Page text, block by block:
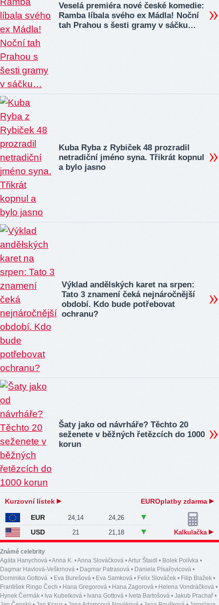
Veselá premiéra nové české komedie:
Ramba líbala svého ex Mádla! Noční
tah Prahou s šesti gramy v sáčku…
Kuba Ryba z Rybiček 48 prozradil
netradiční jméno syna. Třikrát kopnul
a bylo jasno
Výklad andělských karet na srpen:
Tato 3 znamení čeká nejnáročnější
období. Kdo bude potřebovat
ochranu?
Šaty jako od návrháře? Těchto 20
seženete v běžných řetězcích do 1000
korun
Kurzovní lístek EUROplatby zdarma
EUR 24,14 24,26
USD 21 21,18 Kalkulačka
Známé celebrity
Agáta Hanychová •Anna K. •Anna Slováčková •Artur Štaidl • Bolek Polívka •
Dagmar Havlová-Veškrnová • Dagmar Patrasová • Daniela Písařovicová •
Dominika Gottová • Eva Burešová • Eva Samková • Felix Slováček • Filip Blažek •
František Ringo Čech • Hana Gregorová • Hana Zagorová • Helena Vondráčková •
Hynek Čermák • Iva Kubelková • Ivana Gottová • Iveta Bartošová • Jakub Prachař •